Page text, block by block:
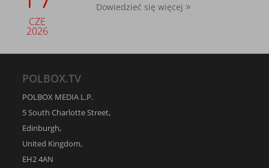
CZE
2026
Dowiedzieć się więcej
POLBOX.TV
POLBOX MEDIA L.P.
5 South Charlotte Street,
Edinburgh,
United Kingdom,
EH2 4AN